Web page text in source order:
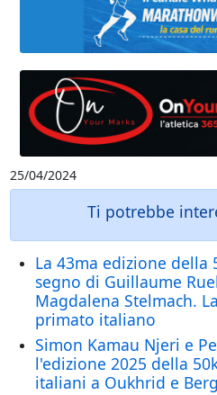
25/04/2024
Ti potrebbe
La 43ma edizione della
segno di Guillaume
Magdalena Stelmach.
primato italiano
Simon Kamau Njeri e
l'edizione 2025 della
italiani a Oukhrid e